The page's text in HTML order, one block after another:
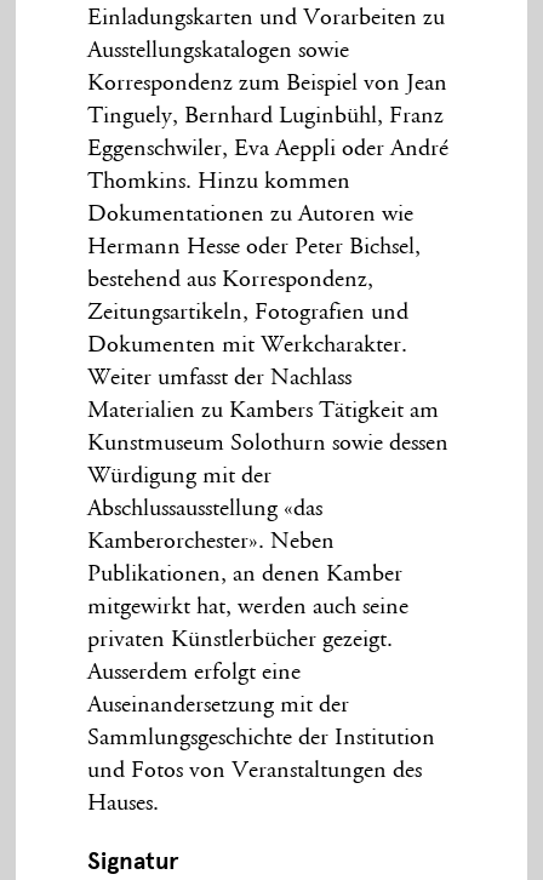
Einladungskarten und Vorarbeiten zu
Ausstellungskatalogen sowie
Korrespondenz zum Beispiel von Jean
Tinguely, Bernhard Luginbühl, Franz
Eggenschwiler, Eva Aeppli oder André
Thomkins. Hinzu kommen
Dokumentationen zu Autoren wie
Hermann Hesse oder Peter Bichsel,
bestehend aus Korrespondenz,
Zeitungsartikeln, Fotografien und
Dokumenten mit Werkcharakter.
Weiter umfasst der Nachlass
Materialien zu Kambers Tätigkeit am
Kunstmuseum Solothurn sowie dessen
Würdigung mit der
Abschlussausstellung «das
Kamberorchester». Neben
Publikationen, an denen Kamber
mitgewirkt hat, werden auch seine
privaten Künstlerbücher gezeigt.
Ausserdem erfolgt eine
Auseinandersetzung mit der
Sammlungsgeschichte der Institution
und Fotos von Veranstaltungen des
Hauses.
Signatur